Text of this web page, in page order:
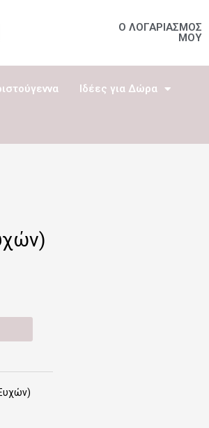
Ο ΛΟΓΑΡΙΑΣΜΟΣ
ΜΟΥ
Ιδέες για Δώρα